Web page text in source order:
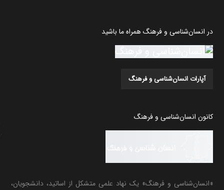
در انسان‌شناسی و فرهنگ همراه ما باشید
آپارات انسان‌شناسی و فرهنگ
کانون انسان‌شناسی و فرهنگ
«انسان‌شناسی و فرهنگ» یک نهاد علمی متشکل از اساتید، دانشجویان،